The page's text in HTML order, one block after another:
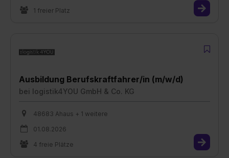
1 freier Platz
Ausbildung Berufskraftfahrer/in (m/w/d)
bei logistik4YOU GmbH & Co. KG
48683 Ahaus + 1 weitere
01.08.2026
4 freie Plätze